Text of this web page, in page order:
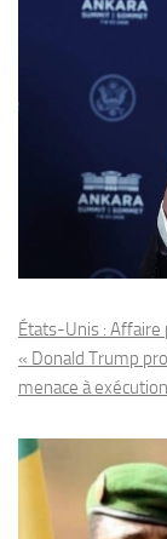
États-Unis : Affaire
« Donald Trump
menace à